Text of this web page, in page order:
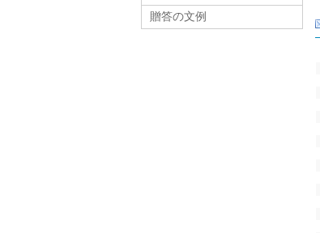
贈答の文例